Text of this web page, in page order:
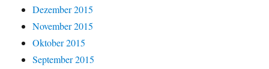
Dezember 2015
November 2015
Oktober 2015
September 2015